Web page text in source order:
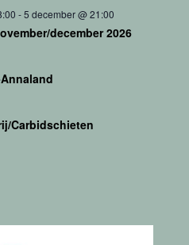
-5 december @ 21:00
december 2026
Carbidschieten